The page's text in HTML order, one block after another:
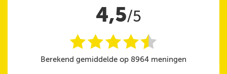
4,5/5
iiiii
@
Berekend gemiddelde op 8964 meningen